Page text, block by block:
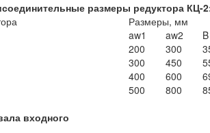
размеры редуктора КЦ-
Размеры, мм
aw1
aw2
B
200 300
300 450
400 600
500 800
входного